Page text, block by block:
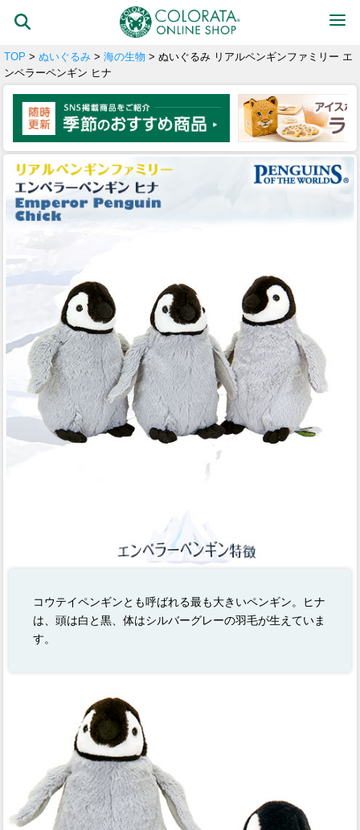
TOP > ぬいぐるみ > 海の生物 > ぬいぐるみ リアルペンギンファミリー エ
ンペラーペンギン ヒナ
コウテイペンギンとも呼ばれる最も大きいペンギン。ヒナ
は、頭は白と黒、体はシルバーグレーの羽毛が生えていま
す。